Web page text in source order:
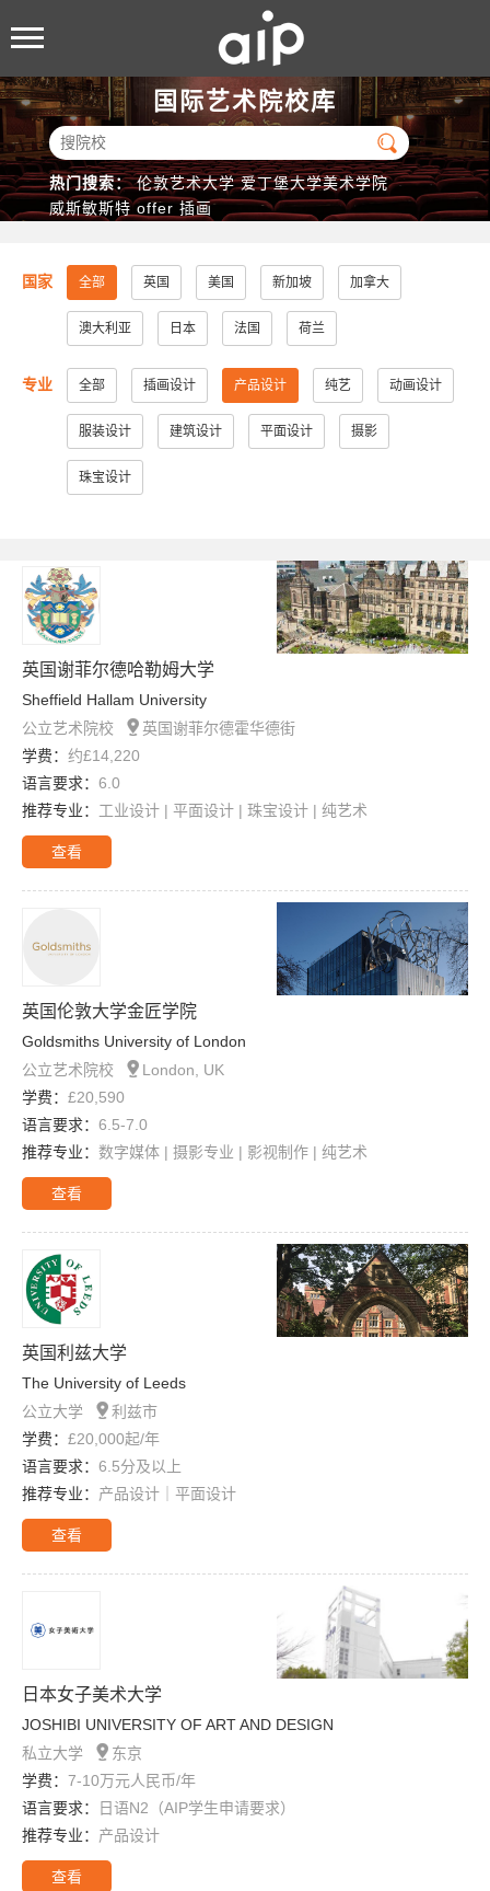
国际艺术院校库

热门搜索： 伦敦艺术大学 爱丁堡大学美术学院
威斯敏斯特 offer 插画
国家 全部 英国 美国 新加坡 加拿大
澳大利亚 日本 法国 荷兰
专业 全部 插画设计 产品设计 纯艺 动画设计
服装设计 建筑设计 平面设计 摄影
珠宝设计
英国谢菲尔德哈勒姆大学
Sheffield Hallam University
公立艺术院校
 英国谢菲尔德霍华德街
学费： 约£14,220
语言要求： 6.0
推荐专业： 工业设计 | 平面设计 | 珠宝设计 | 纯艺术
查看
英国伦敦大学金匠学院
Goldsmiths University of London
公立艺术院校
 London, UK
学费： £20,590
语言要求： 6.5-7.0
推荐专业： 数字媒体 | 摄影专业 | 影视制作 | 纯艺术
查看
英国利兹大学
The University of Leeds
公立大学
利兹市
学费： £20,000起/年
语言要求： 6.5分及以上
推荐专业： 产品设计｜平面设计
查看
日本女子美术大学
JOSHIBI UNIVERSITY OF ART AND DESIGN
私立大学
 东京
学费： 7-10万元人民币/年
语言要求：
日语N2（AIP学生申请要求）
推荐专业： 产品设计
查看